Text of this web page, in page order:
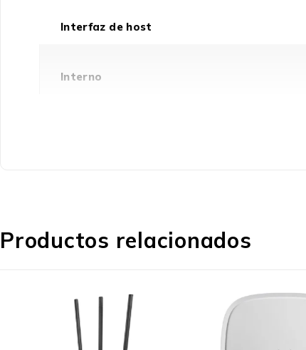
Interfaz de host
Interno
Profundidad
Productos relacionados